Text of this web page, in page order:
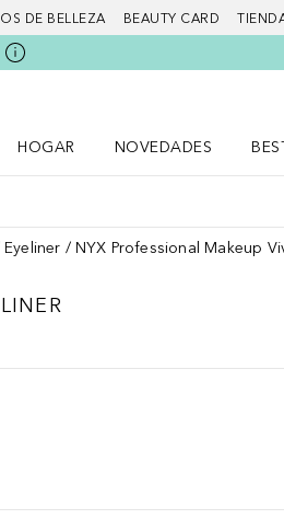
DE BELLEZA BEAUTY CARD
HOGAR
NOVEDADES
Eyeliner NYX Professional Makeup